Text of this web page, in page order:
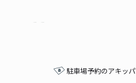
駐車場予約のアキッパ